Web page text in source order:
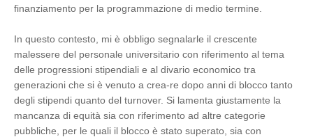
finanziamento per la programmazione di medio termine.
In questo contesto, mi è obbligo segnalarle il crescente
malessere del personale universitario con riferimento al tema
delle progressioni stipendiali e al divario economico tra
generazioni che si è venuto a crea-re dopo anni di blocco tanto
degli stipendi quanto del turnover. Si lamenta giustamente la
mancanza di equità sia con riferimento ad altre categorie
pubbliche, per le quali il blocco è stato superato, sia con